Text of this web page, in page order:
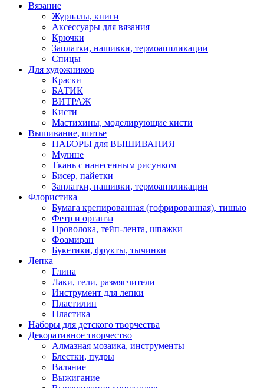
Вязание
Журналы, книги
Аксессуары для вязания
Крючки
Заплатки, нашивки, термоаппликации
Спицы
Для художников
Краски
БАТИК
ВИТРАЖ
Кисти
Мастихины, моделирующие кисти
Вышивание, шитье
НАБОРЫ для ВЫШИВАНИЯ
Мулине
Ткань с нанесенным рисунком
Бисер, пайетки
Заплатки, нашивки, термоаппликации
Флористика
Бумага крепированная (гофрированная), тишью
Фетр и органза
Проволока, тейп-лента, шпажки
Фоамиран
Букетики, фрукты, тычинки
Лепка
Глина
Лаки, гели, размягчители
Инструмент для лепки
Пластилин
Пластика
Наборы для детского творчества
Декоративное творчество
Алмазная мозаика, инструменты
Блестки, пудры
Валяние
Выжигание